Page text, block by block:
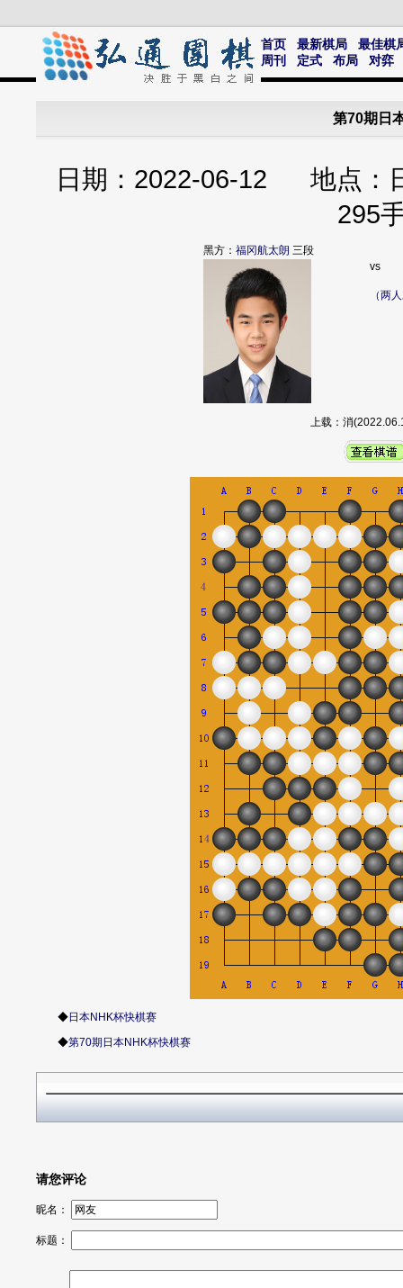
首页 最新棋局
最佳棋
周刊
定式 布局 对弈
第70期日
日期：2022-06-12 地点
295
黑方： 福冈航太朗 三段
vs
（两
上载：消
◆日本NHK杯快棋赛
◆第70期日本NHK杯快棋赛
请您评论
昵名：
标题：